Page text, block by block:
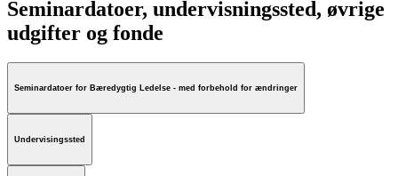
Seminardatoer, undervisningssted, øvrige
udgifter og fonde
Seminardatoer for Bæredygtig Ledelse - med forbehold for ændringer
Undervisingssted